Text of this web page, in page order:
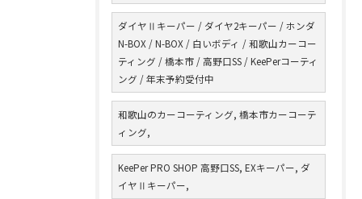
ダイヤⅡキーパー / ダイヤ2キーパー / ホンダ
N-BOX / N-BOX / 白いボディ / 和歌山カーコー
ティング / 橋本市 / 高野口SS / KeePerコーティ
ング / 年末予約受付中
和歌山のカーコーティング, 橋本市カーコーテ
ィング,
KeePer PRO SHOP 高野口SS, EXキーパー, ダ
イヤⅡキーパー,